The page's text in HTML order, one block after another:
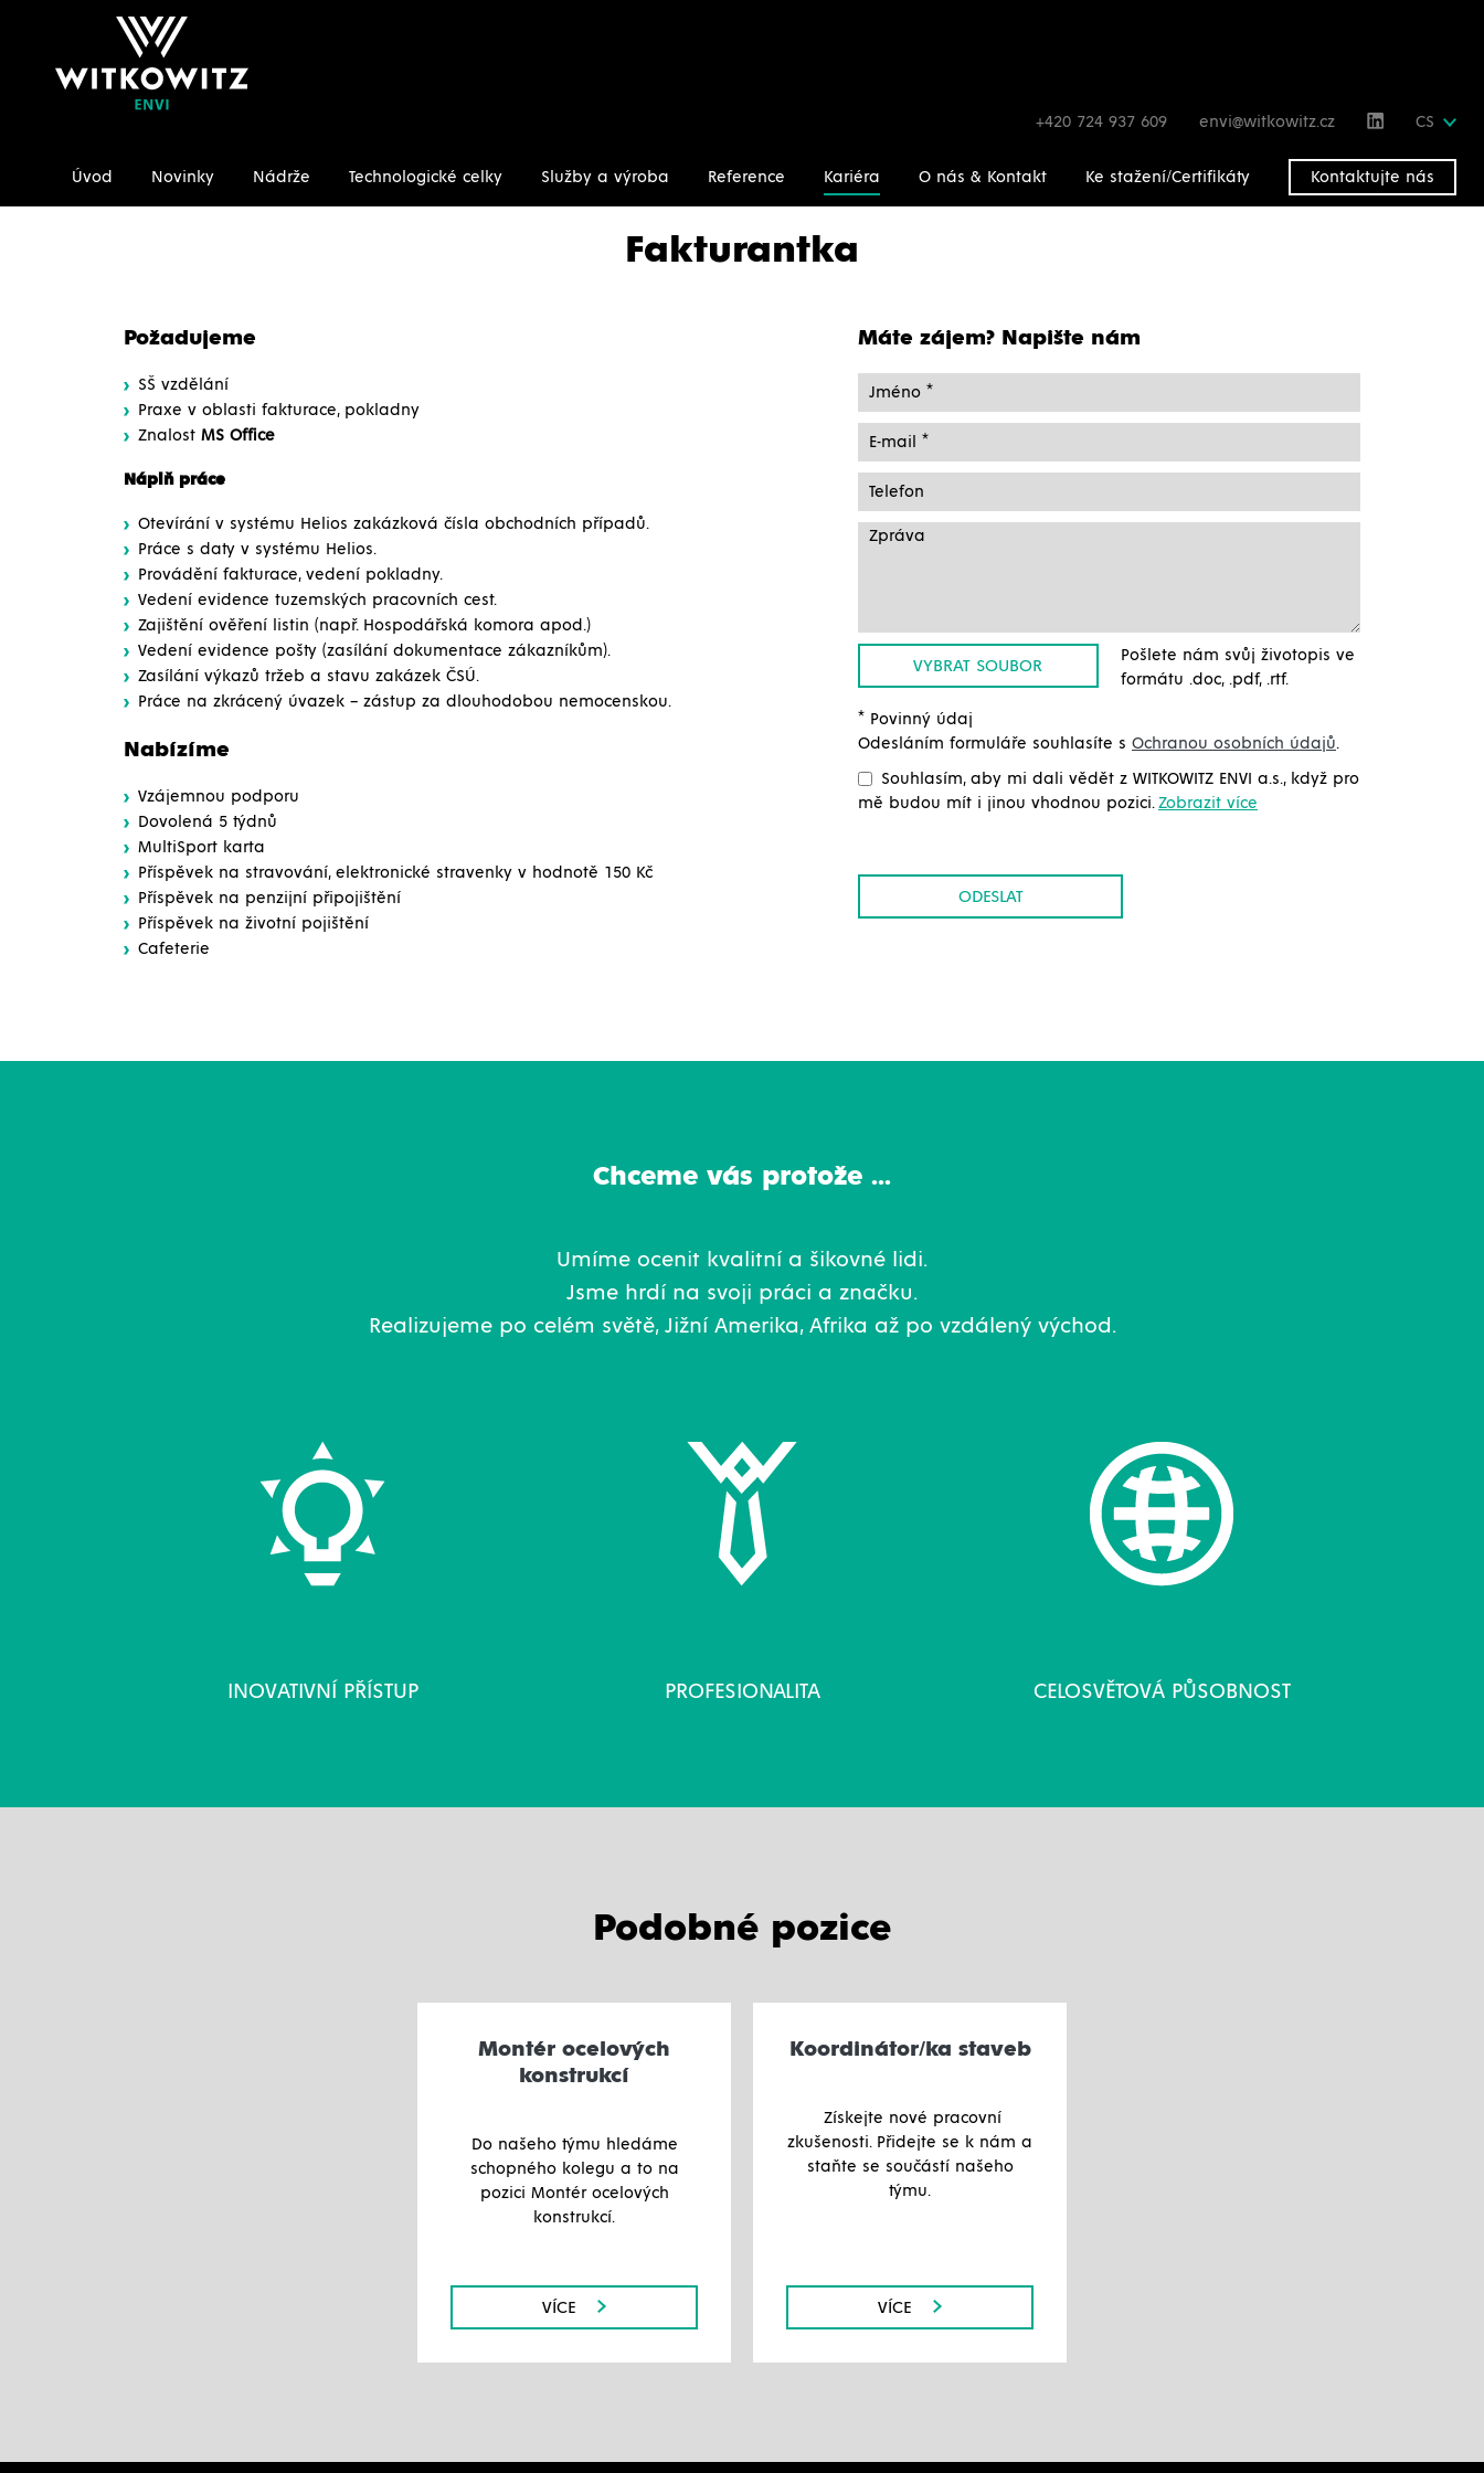
+420 724 937 609 envi@witkowitz.cz CS
Úvod Novinky Nádrže Technologické celky Služby a výroba Reference Kariéra O nás & Kontakt Ke stažení/Certifikáty Kontaktujte nás
Úvodní stránka Kariéra Fakturantka
Fakturantka
Požadujeme
SŠ vzdělání
Praxe v oblasti fakturace, pokladny
Znalost MS Office
Náplň práce
Otevírání v systému Helios zakázková čísla obchodních případů.
Práce s daty v systému Helios.
Provádění fakturace, vedení pokladny.
Vedení evidence tuzemských pracovních cest.
Zajištění ověření listin (např. Hospodářská komora apod.)
Vedení evidence pošty (zasílání dokumentace zákazníkům).
Zasílání výkazů tržeb a stavu zakázek ČSÚ.
Práce na zkrácený úvazek – zástup za dlouhodobou nemocenskou.
Nabízíme
Vzájemnou podporu
Dovolená 5 týdnů
MultiSport karta
Příspěvek na stravování, elektronické stravenky v hodnotě 150 Kč
Příspěvek na penzijní připojištění
Příspěvek na životní pojištění
Cafeterie
Máte zájem? Napište nám
VYBRAT SOUBOR
Pošlete nám svůj životopis ve
formátu .doc, .pdf, .rtf.
* Povinný údaj
Odesláním formuláře souhlasíte s Ochranou osobních údajů.
Souhlasím, aby mi dali vědět z WITKOWITZ ENVI a.s., když pro
mě budou mít i jinou vhodnou pozici. Zobrazit více
ODESLAT
Chceme vás protože ...
Umíme ocenit kvalitní a šikovné lidi.
Jsme hrdí na svoji práci a značku.
Realizujeme po celém světě, Jižní Amerika, Afrika až po vzdálený východ.
INOVATIVNÍ PŘÍSTUP PROFESIONALITA CELOSVĚTOVÁ PŮSOBNOST
Podobné pozice
Montér ocelových
konstrukcí
Do našeho týmu hledáme
schopného kolegu a to na
pozici Montér ocelových
konstrukcí.
VÍCE
Koordinátor/ka staveb
Získejte nové pracovní
zkušenosti. Přidejte se k nám a
staňte se součástí našeho
týmu.
VÍCE